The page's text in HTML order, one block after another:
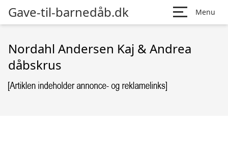
Gave-til-barnedåb.dk Menu
Nordahl Andersen Kaj & Andrea
dåbskrus